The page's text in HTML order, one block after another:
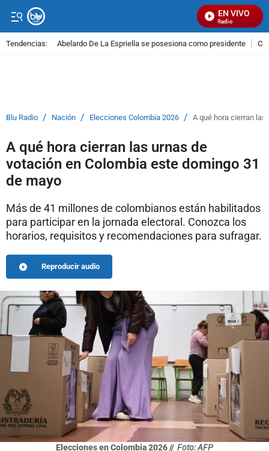
EN VIVO
Señal Visual Radio
Tendencias: Abelardo De La Espriella se posesiona como presidente
Blu Radio / Nación / Elecciones Colombia 2026 / A qué hora cierran
A qué hora cierran las urnas de
votación en Colombia este domingo 31
de mayo
Más de 41 millones de colombianos están habilitados
para participar en la jornada electoral. Conozca los
horarios, requisitos y recomendaciones para sufragar.
Reproducir audio
Elecciones en Colombia 2026 // Foto: AFP